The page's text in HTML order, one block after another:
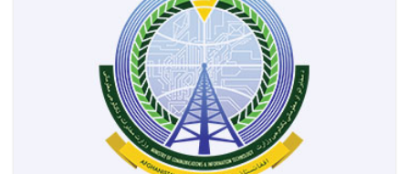
تطبیقی
دیپار
تمنت
امور
مالی
و
بانکی
!